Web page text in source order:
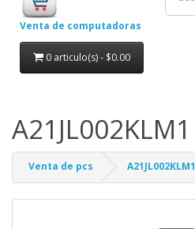
Venta de computadoras
0 articulo(s) - $0.00
A21JL002KLM1
Venta de pcs A21JL002KLM1